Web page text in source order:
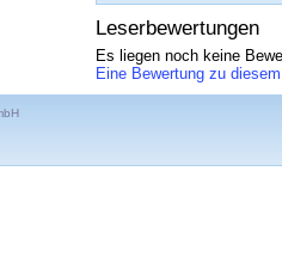
Leserbewertungen
Es liegen noch keine
Eine Bewertung zu